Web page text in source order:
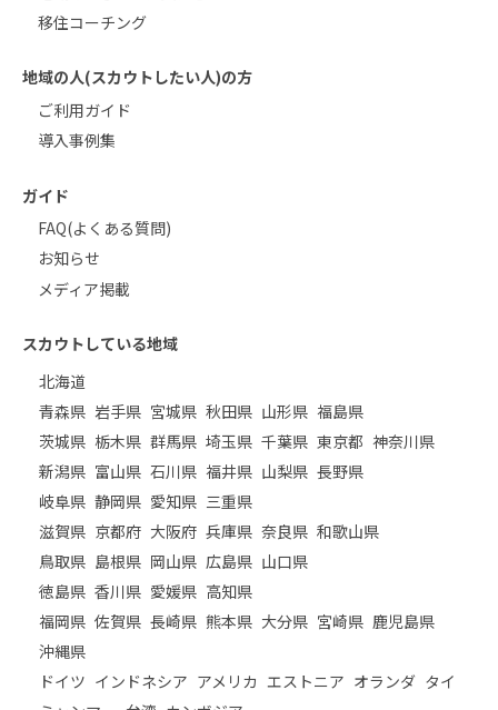
移住コーチング
地域の人(スカウトしたい人)の方
ご利用ガイド
導入事例集
ガイド
FAQ(よくある質問)
お知らせ
メディア掲載
スカウトしている地域
北海道
青森県 岩手県 宮城県 秋田県 山形県 福島県
茨城県 栃木県 群馬県 埼玉県 千葉県 東京都 神奈川県
新潟県 富山県 石川県 福井県 山梨県 長野県
岐阜県 静岡県 愛知県 三重県
滋賀県 京都府 大阪府 兵庫県 奈良県 和歌山県
鳥取県 島根県 岡山県 広島県 山口県
徳島県 香川県 愛媛県 高知県
福岡県 佐賀県 長崎県 熊本県 大分県 宮崎県 鹿児島県
沖縄県
ドイツ インドネシア アメリカ エストニア オランダ タイ